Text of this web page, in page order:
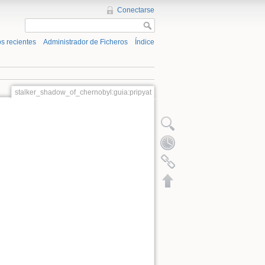
Conectarse
recientes Administrador de Ficheros Índice
stalker_shadow_of_chernobyl:guia:pripyat